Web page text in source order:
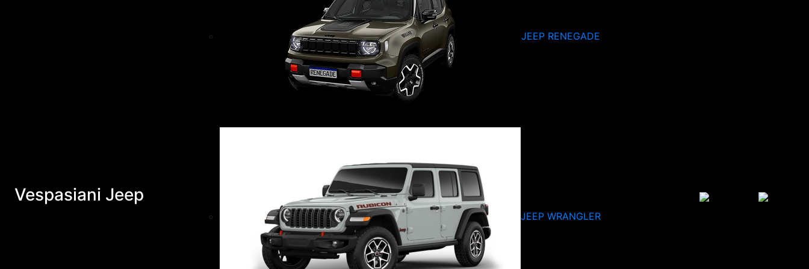
Vespasiani Jeep
JEEP RENEGADE
JEEP WRANGLER